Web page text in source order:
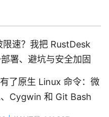
限速？我把 RustDesk
署、避坑与安全加固
了原生 Linux 命令：微
Cygwin 和 Git Bash